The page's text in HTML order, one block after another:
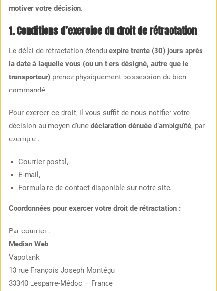
motiver votre décision.
1. Conditions d’exercice du droit de rétractation
Le délai de rétractation étendu expire trente (30) jours après
la date à laquelle vous (ou un tiers désigné, autre que le
transporteur)prenez physiquement possession du bien
commandé.
Pour exercer ce droit, il vous suffit de nous notifier votre
décision au moyen d’une déclaration dénuée d’ambiguïté, par
exemple :
Courrier postal,
E-mail,
Formulaire de contact disponible sur notre site.
Coordonnées pour exercer votre droit de rétractation :
Par courrier :
Median Web
Vapotank
13 rue François Joseph Montégu
33340 Lesparre-Médoc – France